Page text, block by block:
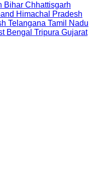
Bihar Chhattisgarh
Himachal Pradesh
Telangana Tamil Nadu
Bengal Tripura Gujarat